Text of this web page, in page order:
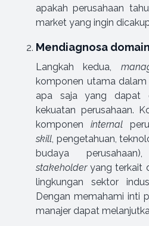
apakah perusahaan
market yang ingin
Mendiagnosa
Langkah kedua,
komponen utama
apa saja yang dapat
kekuatan perusahaan.
komponen internal
skill , pengetahuan,
budaya
stakeholderyang terkait
lingkungan sektor
Dengan memahami inti
manajer dapat